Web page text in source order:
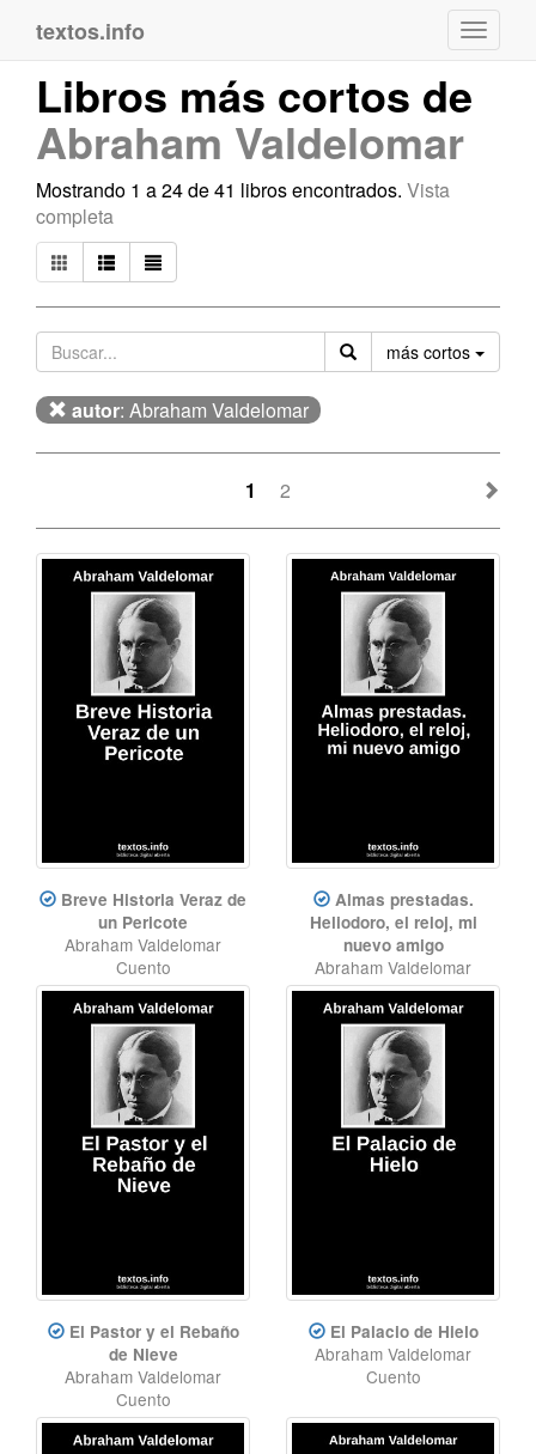
textos.info
Libros más cortos de
Abraham Valdelomar
Mostrando 1 a 24 de 41 libros encontrados. Vista
completa
más cortos
autor: Abraham Valdelomar
1 2
Breve Historia Veraz de
un Pericote
Abraham Valdelomar
Cuento
Almas prestadas.
Heliodoro, el reloj, mi
nuevo amigo
Abraham Valdelomar
Cuento
El Pastor y el Rebaño
de Nieve
Abraham Valdelomar
Cuento
El Palacio de Hielo
Abraham Valdelomar
Cuento